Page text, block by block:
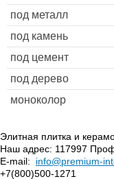
под металл
под камень
под цемент
под дерево
моноколор
Элитная плитка и
Наш адрес: 117997
E-mail:
info@premium-
+7(800)500-1271